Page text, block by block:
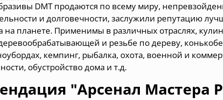
DMT продаются по всему миру,
и долговечности, заслужили репутацию
на планете. Применимы в различных отраслях,
и резьбе по дереву,
кемпинг, рыбалка, охота, военной и
обустройство дома и т.д.
"Арсенал Мастера